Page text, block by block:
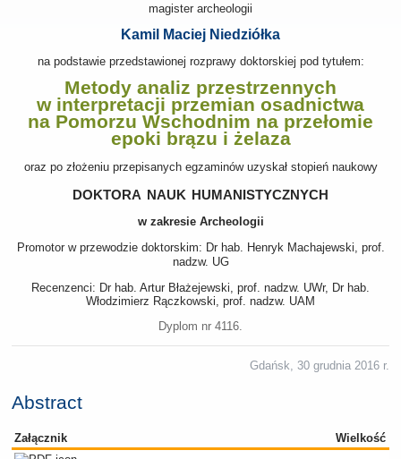
magister archeologii
Kamil Maciej Niedziółka
na podstawie przedstawionej rozprawy doktorskiej pod tytułem:
Metody analiz przestrzennych
w interpretacji przemian osadnictwa
na Pomorzu Wschodnim na przełomie
epoki brązu i żelaza
oraz po złożeniu przepisanych egzaminów uzyskał stopień naukowy
doktora nauk humanistycznych
w zakresie Archeologii
Promotor w przewodzie doktorskim: Dr hab. Henryk Machajewski, prof.
nadzw. UG
Recenzenci: Dr hab. Artur Błażejewski, prof. nadzw. UWr, Dr hab.
Włodzimierz Rączkowski, prof. nadzw. UAM
Dyplom nr 4116.
Gdańsk, 30 grudnia 2016 r.
Abstract
Załącznik Wielkość